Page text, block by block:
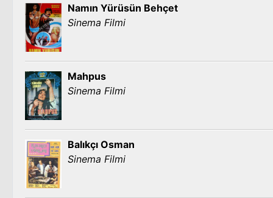
Namın Yürüsün Behçet
Sinema Filmi
Mahpus
Sinema Filmi
Balıkçı Osman
Sinema Filmi